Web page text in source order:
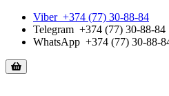
Viber +374 (77) 30-88-84
Telegram +374 (77) 30-88-84
WhatsApp +374 (77) 30-88-